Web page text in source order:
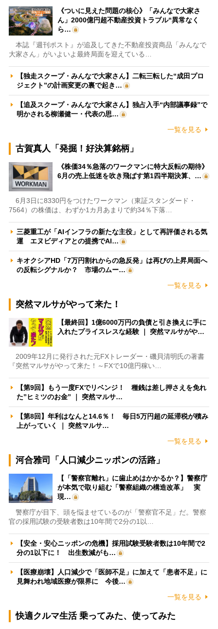
《ついに見えた問題の核心》「みんなで大家さ
ん」2000億円超不動産投資トラブル“異常なく
ら…
本誌『週刊ポスト』が追及してきた不動産投資商品「みんなで
大家さん」がいよいよ最終局面を迎えている…
【独走スクープ・みんなで大家さん】二転三転した“成田プロ
ジェクト”の計画変更の裏で起き…
【追及スクープ・みんなで大家さん】独占入手“内部議事録”で
明かされる柳瀬健一・代表の思…
一覧を見る
古賀真人「発掘！好決算銘柄」
《株価34％急落のワークマンに特大反転の期待》
6月の売上低迷を吹き飛ばす第1四半期決算、…
6月3日に8330円をつけたワークマン（東証スタンダード・
7564）の株価は、わずか1カ月あまりで約34％下落…
三菱重工が「AIインフラの新たな主役」として再評価される気
運 エヌビディアとの提携でAI…
キオクシアHD「7万円割れからの急反発」は再びの上昇局面へ
の反転シグナルか？ 市場のムー…
一覧を見る
突然マルサがやって来た！
【最終回】1億6000万円の負債と引き換えに手に
入れたプライスレスな経験 ｜ 突然マルサがや…
2009年12月に発行された元FXトレーダー・磯貝清明氏の著書
『突然マルサがやって来た！～FXで10億円稼い…
【第9回】もう一度FXでリベンジ！ 種銭は差し押さえを免れ
た”ヒミツのお金” ｜ 突然マルサ…
【第8回】年利はなんと14.6％！ 毎日5万円超の延滞税が積み
上がっていく ｜ 突然マルサ…
一覧を見る
河合雅司「人口減少ニッポンの活路」
【「警察官離れ」に歯止めはかかるか？】警察庁
が本気で取り組む「警察組織の構造改革」 実
現…
警察庁が目下、頭を悩ませているのが「警察官不足」だ。警察
官の採用試験の受験者数は10年間で2分の1以…
【安全・安心ニッポンの危機】採用試験受験者数は10年間で2
分の1以下に！ 出生数減がも…
【医療崩壊】人口減少で「医師不足」に加えて「患者不足」に
見舞われ地域医療が限界に 今後…
一覧を見る
快適クルマ生活 乗ってみた、使ってみた